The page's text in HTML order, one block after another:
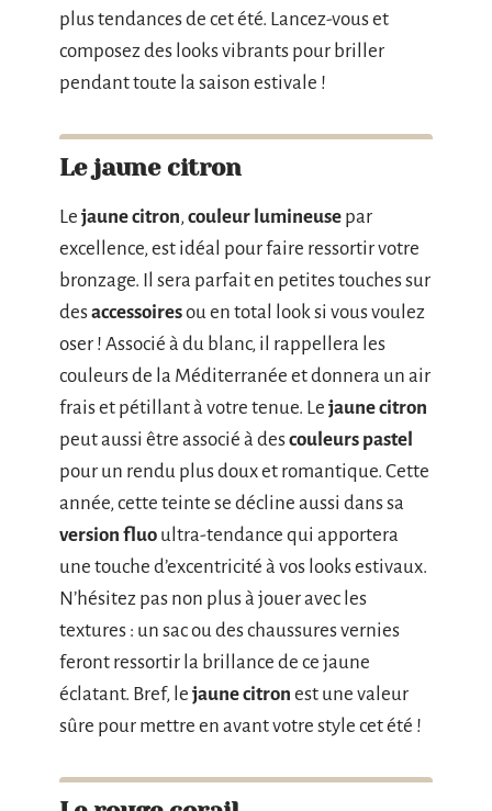
plus tendances de cet été. Lancez-vous et
composez des looks vibrants pour briller
pendant toute la saison estivale !
Le jaune citron
Le jaune citron, couleur lumineuse par
excellence, est idéal pour faire ressortir votre
bronzage. Il sera parfait en petites touches sur
desaccessoiresou en total look si vous voulez
oser ! Associé à du blanc, il rappellera les
couleurs de la Méditerranée et donnera un air
frais et pétillant à votre tenue. Le jaune citron
peut aussi être associé à descouleurs pastel
pour un rendu plus doux et romantique. Cette
année, cette teinte se décline aussi dans sa
version fluo ultra-tendance qui apportera
une touche d’excentricité à vos looks estivaux.
N’hésitez pas non plus à jouer avec les
textures : un sac ou des chaussures vernies
feront ressortir la brillance de ce jaune
éclatant. Bref, le jaune citron est une valeur
sûre pour mettre en avant votre style cet été !